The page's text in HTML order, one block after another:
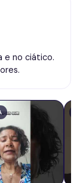
e no ciático.